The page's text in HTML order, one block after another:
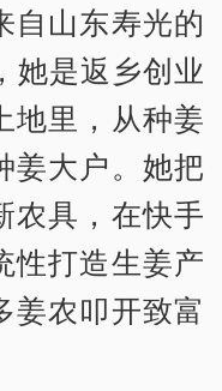
自山东寿光的
她是返乡创业
地里，从种姜
姜大户。她把
农具，在快手
性打造生姜产
姜农叩开致富